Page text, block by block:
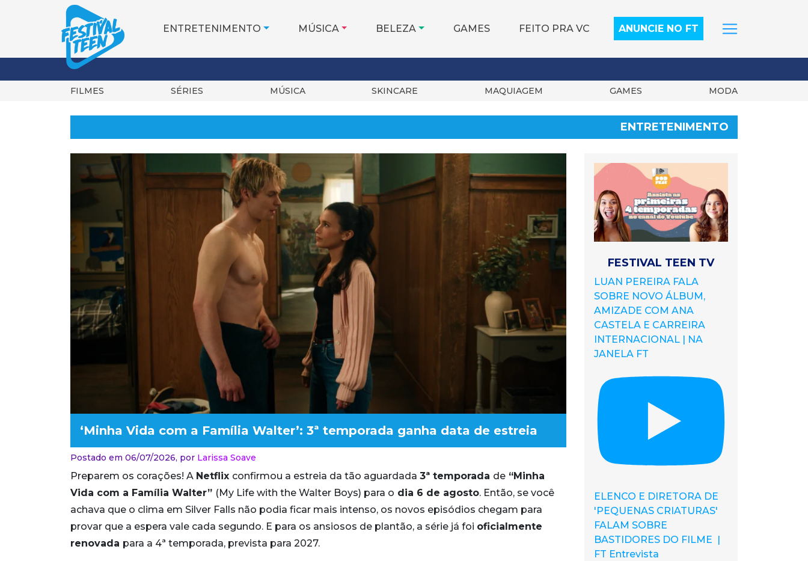
ENTRETENIMENTO MÚSICA BELEZA GAMES FEITO PRA VC ANUNCIE NO FT
FILMES SÉRIES MÚSICA SKINCARE MAQUIAGEM GAMES MODA
ENTRETENIMENTO
‘Minha Vida com a Família Walter’: 3ª temporada ganha data de estreia
Postado em 06/07/2026, por Larissa Soave
Preparem os corações! A Netflix confirmou a estreia da tão aguardada 3ª temporada de “Minha
Vida com a Família Walter” (My Life with the Walter Boys) para o dia 6 de agosto. Então, se você
achava que o clima em Silver Falls não podia ficar mais intenso, os novos episódios chegam para
provar que a espera vale cada segundo. E para os ansiosos de plantão, a série já foi oficialmente
renovada para a 4ª temporada, prevista para 2027.
FESTIVAL TEEN TV
LUAN PEREIRA FALA
SOBRE NOVO ÁLBUM,
AMIZADE COM ANA
CASTELA E CARREIRA
INTERNACIONAL | NA
JANELA FT
ELENCO E DIRETORA DE
'PEQUENAS CRIATURAS'
FALAM SOBRE
BASTIDORES DO FILME |
FT Entrevista